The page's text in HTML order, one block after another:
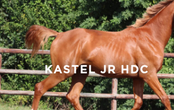
KASTEL JR HDC